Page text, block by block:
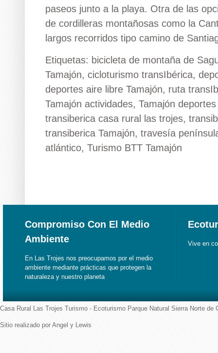
paseos junto a la playa. Otra de las
de cordilleras montañosas como la
largos recorridos tipo camino de
Etiquetas: bicicleta de montaña de
Tamajón, cicloturismo transIbérica,
deportes aire libre Tamajón, ruta
Tamajón actividades, Tamajón
transiberica casa rural las trojes,
transiberica Tamajón, travesía
atlántico, Turismo BTT Tamajón
Compromiso Con El Medio
Ambiente
En Las Trojes nos preocupamos por el medio
ambiente mediante prácticas que protegen la
naturaleza y nuestro planeta
Vive en
Casa Rural Las Trojes Turismo - Ecoturismo Parque Natural Sierra Norte de
Sitio realizado por Angel y Lewis